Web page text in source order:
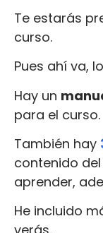
Te estarás
curso.
Pues ahí va,
Hay un
para el curso.
También hay
contenido
aprender,
He incluido